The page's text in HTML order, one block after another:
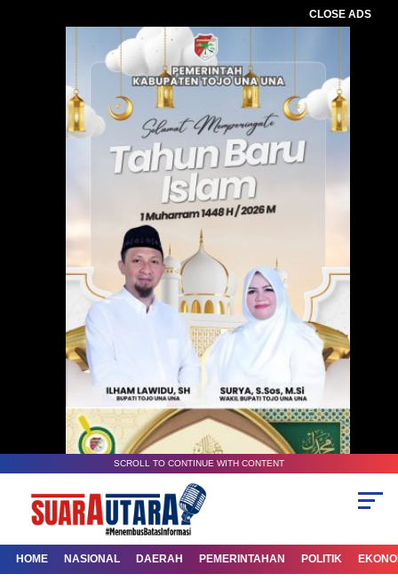
CLOSE ADS
SCROLL TO CONTINUE WITH CONTENT
HOME NASIONAL DAERAH PEMERINTAHAN POLITIK